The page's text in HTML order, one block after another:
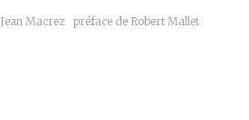
Jean Macrez
préface de Robert Mallet